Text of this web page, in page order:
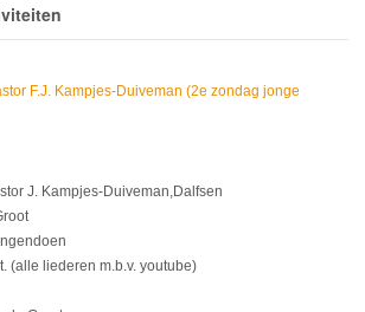
F.J. Kampjes-Duiveman (2e zondag jonge
J. Kampjes-Duiveman,Dalfsen
(alle liederen m.b.v. youtube)